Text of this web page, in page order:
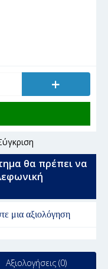
+
θα πρέπει να
μια αξιολόγηση
Αξιολογήσεις (0)